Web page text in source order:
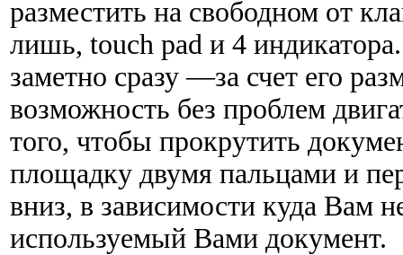
разместить на свободном от
лишь, touch pad и 4
заметно сразу —за счет его
возможность без проблем
того, чтобы прокрутить
площадку двумя пальцами и
вниз, в зависимости куда Вам
используемый Вами документ.